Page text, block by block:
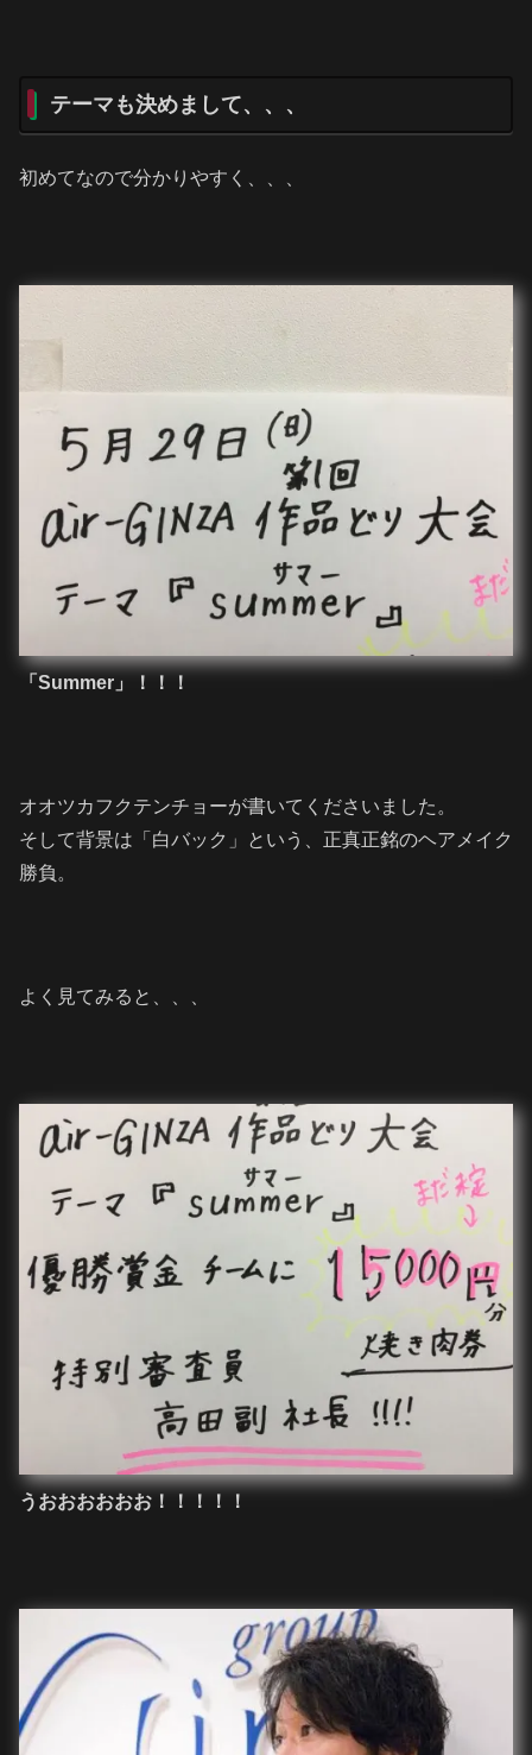
テーマも決めまして、、、
初めてなので分かりやすく、、、
「Summer」！！！
オオツカフクテンチョーが書いてくださいました。
そして背景は「白バック」という、正真正銘のヘアメイク
勝負。
よく見てみると、、、
うおおおおおお！！！！！